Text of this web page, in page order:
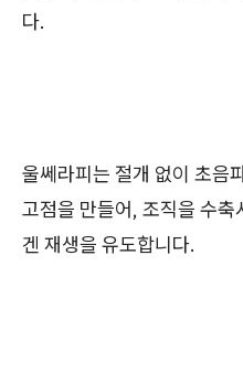
다.
울쎄라피는 절개 없이 초음
고점을 만들어, 조직을 수
겐 재생을 유도합니다.